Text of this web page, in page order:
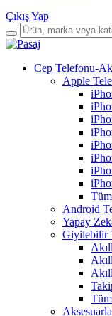
Çıkış Yap
Cep Telefonu-
Apple
Android
Yapay
Giyilebilir